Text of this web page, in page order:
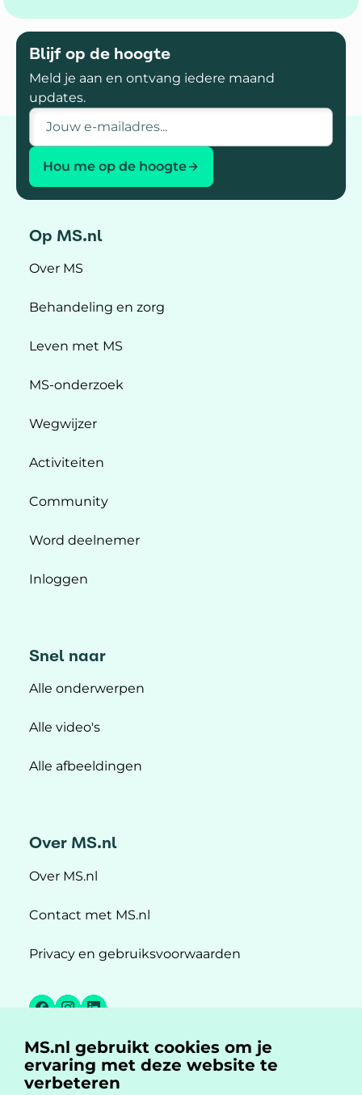
Blijf op de hoogte
Meld je aan en ontvang iedere maand
updates.
E-mailadres
Hou me op de hoogte
Op MS.nl
Over MS
Behandeling en zorg
Leven met MS
MS-onderzoek
Wegwijzer
Activiteiten
Community
Word deelnemer
Inloggen
Snel naar
Alle onderwerpen
Alle video's
Alle afbeeldingen
Over MS.nl
Over MS.nl
Contact met MS.nl
Privacy en gebruiksvoorwaarden
Facebook
Instagram
LinkedIn
MS.nl is een initiatief van:
MS.nl gebruikt cookies om je
ervaring met deze website te
verbeteren